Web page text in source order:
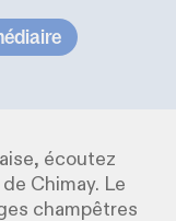
écoutez
Chimay. Le
champêtres